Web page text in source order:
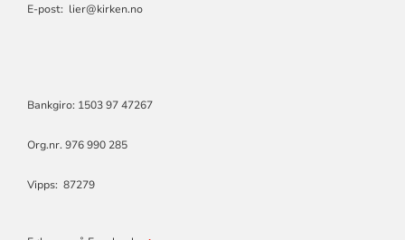
E-post: lier@kirken.no
Bankgiro: 1503 97 47267
Org.nr. 976 990 285
Vipps: 87279